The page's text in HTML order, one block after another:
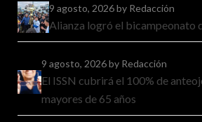
9 agosto, 2026by Redacción
Alianza logró el bicampeonato
9 agosto, 2026by Redacción
El ISSN cubrirá el 100% de
mayores de 65 años